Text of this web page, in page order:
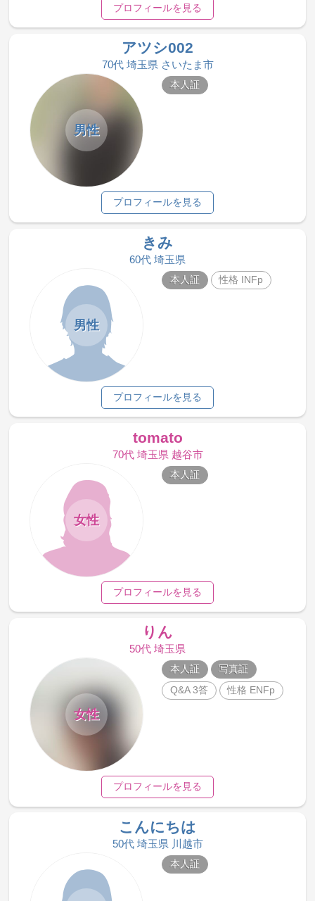
プロフィールを見る
アツシ002
70代 埼玉県 さいたま市
男性
本人証
プロフィールを見る
きみ
60代 埼玉県
男性
本人証 性格 INFp
プロフィールを見る
tomato
70代 埼玉県 越谷市
女性
本人証
プロフィールを見る
りん
50代 埼玉県
女性
本人証
写真証
Q&A 3答
性格 ENFp
プロフィールを見る
こんにちは
50代 埼玉県 川越市
本人証